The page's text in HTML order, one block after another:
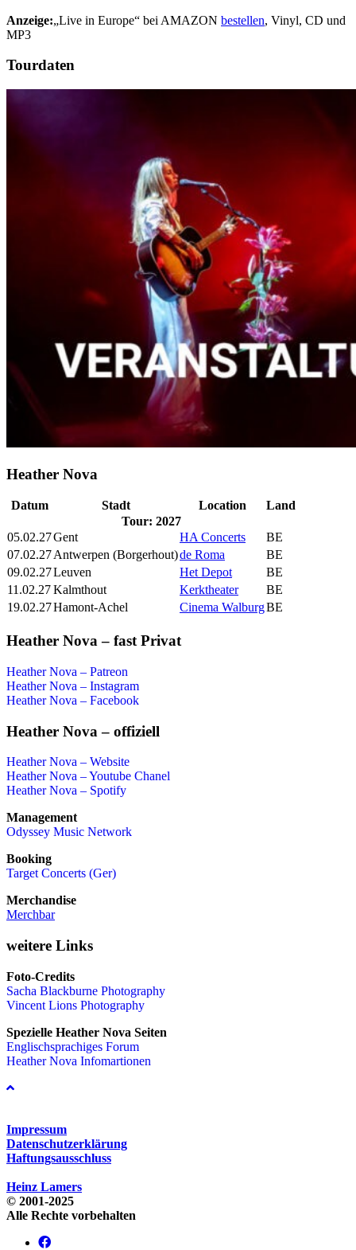
Anzeige:„Live in Europe“ bei AMAZON bestellen, Vinyl, CD und
MP3
Tourdaten
Heather Nova
Datum Stadt Location
Land
Tour: 2027
05.02.27Gent HA Concerts
BE
07.02.27Antwerpen (Borgerhout)de Roma
BE
09.02.27Leuven Het Depot
BE
11.02.27Kalmthout Kerktheater
BE
19.02.27Hamont-Achel Cinema WalburgBE
Heather Nova – fast Privat
Heather Nova – Patreon
Heather Nova – Instagram
Heather Nova – Facebook
Heather Nova – offiziell
Heather Nova – Website
Heather Nova – Youtube Chanel
Heather Nova – Spotify
Management
Odyssey Music Network
Booking
Target Concerts (Ger)
Merchandise
Merchbar
weitere Links
Foto-Credits
Sacha Blackburne Photography
Vincent Lions Photography
Spezielle Heather Nova Seiten
Englischsprachiges Forum
Heather Nova Infomartionen
Impressum
Datenschutzerklärung
Haftungsausschluss
Heinz Lamers
© 2001-2025
Alle Rechte vorbehalten